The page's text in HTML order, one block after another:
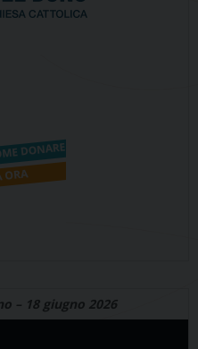
– 18 giugno 2026